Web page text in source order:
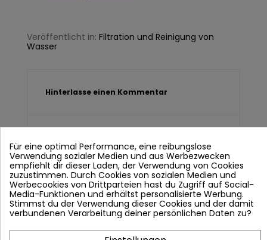
Veröffentlicht in: Filtration und Reinigung von
Wasser
Hinterlasse einen Kommentar
Email
Thema
Für eine optimal Performance, eine reibungslose
Verwendung sozialer Medien und aus Werbezwecken
empfiehlt dir dieser Laden, der Verwendung von Cookies
zuzustimmen. Durch Cookies von sozialen Medien und
Werbecookies von Drittparteien hast du Zugriff auf Social-
Media-Funktionen und erhältst personalisierte Werbung.
Stimmst du der Verwendung dieser Cookies und der damit
verbundenen Verarbeitung deiner persönlichen Daten zu?